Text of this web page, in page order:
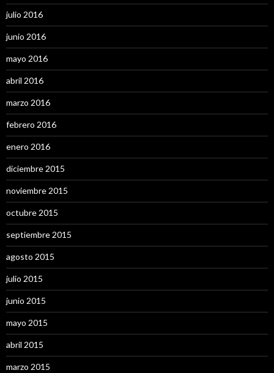
julio 2016
junio 2016
mayo 2016
abril 2016
marzo 2016
febrero 2016
enero 2016
diciembre 2015
noviembre 2015
octubre 2015
septiembre 2015
agosto 2015
julio 2015
junio 2015
mayo 2015
abril 2015
marzo 2015